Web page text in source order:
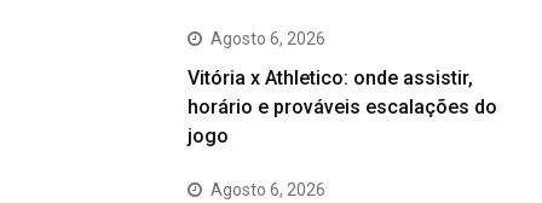
Agosto 6, 2026
Vitória x Athletico: onde assistir,
horário e prováveis escalações do
jogo
Agosto 6, 2026